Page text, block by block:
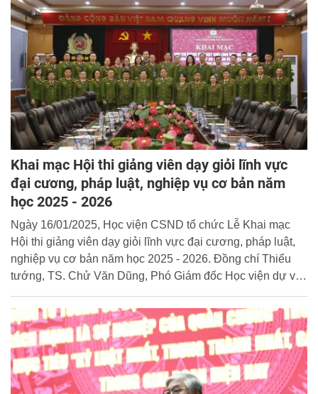
Khai mạc Hội thi giảng viên dạy giỏi lĩnh vực
đại cương, pháp luật, nghiệp vụ cơ bản năm
học 2025 - 2026
Ngày 16/01/2025, Học viện CSND tổ chức Lễ Khai mạc
Hội thi giảng viên dạy giỏi lĩnh vực đại cương, pháp luật,
nghiệp vụ cơ bản năm học 2025 - 2026. Đồng chí Thiếu
tướng, TS. Chử Văn Dũng, Phó Giám đốc Học viện dự và